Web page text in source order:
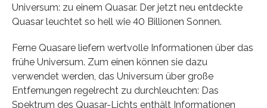
Universum: zu einem Quasar. Der jetzt neu entdeckte
Quasar leuchtet so hell wie 40 Billionen Sonnen.
Ferne Quasare liefern wertvolle Informationen über das
frühe Universum. Zum einen können sie dazu
verwendet werden, das Universum über große
Entfernungen regelrecht zu durchleuchten: Das
Spektrum des Quasar-Lichts enthält Informationen